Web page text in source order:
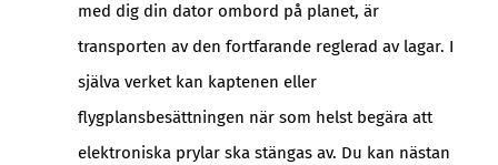
med dig din dator ombord på planet, är
transporten av den fortfarande reglerad av lagar. I
själva verket kan kaptenen eller
flygplansbesättningen när som helst begära att
elektroniska prylar ska stängas av. Du kan nästan